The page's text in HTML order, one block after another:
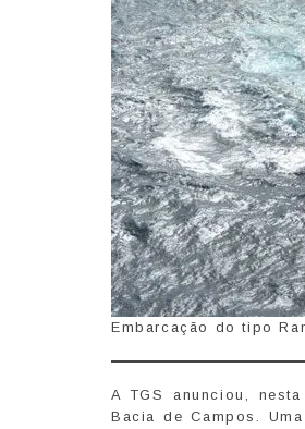
Embarcação do tipo
A TGS anunciou,
Bacia de Campos.